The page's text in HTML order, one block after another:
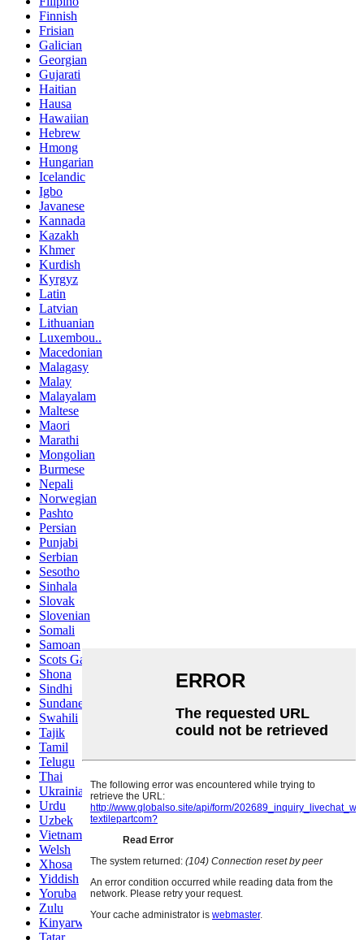
Finnish
Frisian
Galician
Georgian
Gujarati
Haitian
Hausa
Hawaiian
Hebrew
Hmong
Hungarian
Icelandic
Igbo
Javanese
Kannada
Kazakh
Khmer
Kurdish
Kyrgyz
Latin
Latvian
Lithuanian
Luxembou..
Macedonian
Malagasy
Malay
Malayalam
Maltese
Maori
Marathi
Mongolian
Burmese
Nepali
Norwegian
Pashto
Persian
Punjabi
Serbian
Sesotho
Sinhala
Slovak
Slovenian
Somali
Samoan
Scots Gaelic
Shona
Sindhi
Sundanese
Swahili
Tajik
Tamil
Telugu
Thai
Ukrainian
Urdu
Uzbek
Vietnamese
Welsh
Xhosa
Yiddish
Yoruba
Zulu
Kinyarwanda